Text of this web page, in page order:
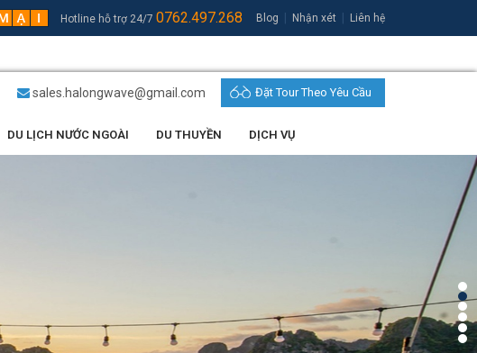
Hotline hỗ trợ 24/7 0762.497.268 Blog Nhận xét Liên hệ
sales.halongwave@gmail.com Đặt Tour Theo Yêu Cầu
DU LỊCH NƯỚC NGOÀI DU THUYỀN DỊCH VỤ